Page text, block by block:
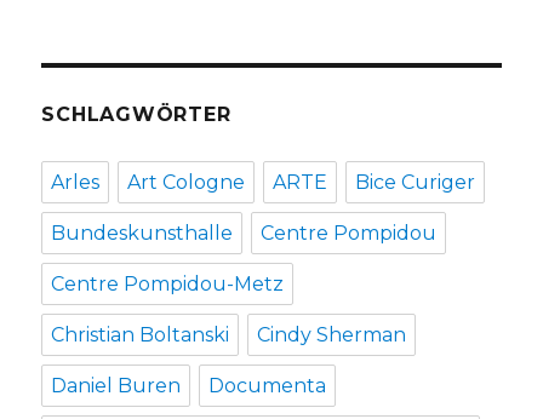
SCHLAGWÖRTER
Arles Art Cologne ARTE Bice Curiger
Bundeskunsthalle Centre Pompidou
Centre Pompidou-Metz
Christian Boltanski Cindy Sherman
Daniel Buren Documenta